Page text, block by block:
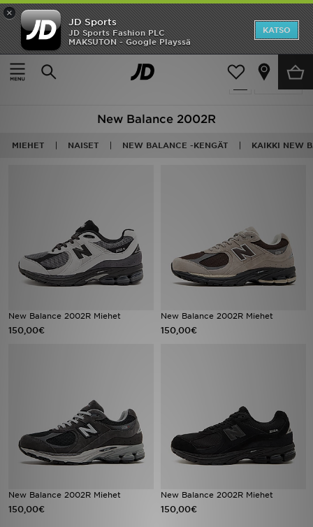
×
JD Sports
JD Sports Fashion PLC
MAKSUTON - Google Playssä
KATSO
Etusivu
New Balance 2002
Suodata
4 tuotetta
New Balance 2002R
MIEHET NAISET NEW BALANCE -KENGÄT KAIKKI NEW
New Balance 2002R Miehet
150,00€
New Balance 2002R Miehet
150,00€
New Balance 2002R Miehet
150,00€
New Balance 2002R Miehet
150,00€
Etusivu
Ale
Miehet
Tuotemerkit
Inspiroidu
Jalkapallo
Minun viestini